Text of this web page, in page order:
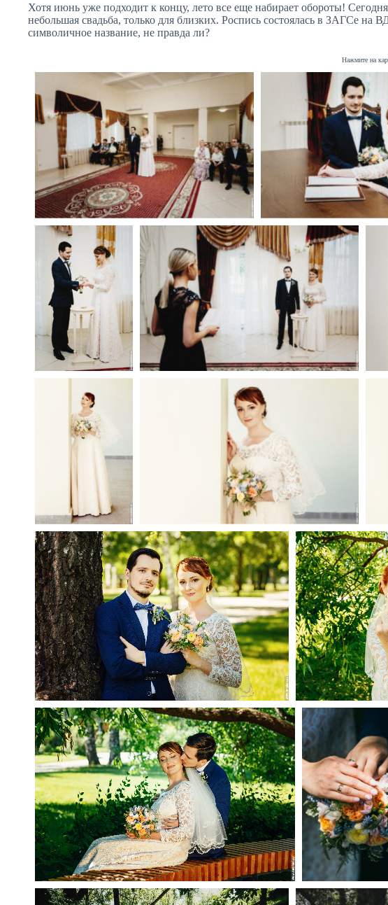
Хотя июнь уже подходит к концу, лето все еще набирает обороты!
небольшая свадьба, только для близких. Роспись состоялась в ЗАГСе
символичное название, не правда ли?
Нажмите на